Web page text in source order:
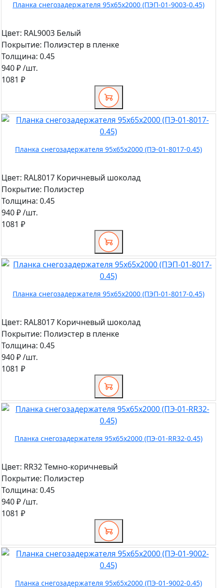
Планка снегозадержателя 95х65х2000 (ПЭП-01-9003-0.45)
Цвет: RAL9003 Белый
Покрытие: Полиэстер в пленке
Толщина: 0.45
940 ₽/шт.
1081 ₽
Планка снегозадержателя 95х65х2000 (ПЭ-01-8017-0.45)
Цвет: RAL8017 Коричневый шоколад
Покрытие: Полиэстер
Толщина: 0.45
940 ₽/шт.
1081 ₽
Планка снегозадержателя 95х65х2000 (ПЭП-01-8017-0.45)
Цвет: RAL8017 Коричневый шоколад
Покрытие: Полиэстер в пленке
Толщина: 0.45
940 ₽/шт.
1081 ₽
Планка снегозадержателя 95х65х2000 (ПЭ-01-RR32-0.45)
Цвет: RR32 Темно-коричневый
Покрытие: Полиэстер
Толщина: 0.45
940 ₽/шт.
1081 ₽
Планка снегозадержателя 95х65х2000 (ПЭ-01-9002-0.45)